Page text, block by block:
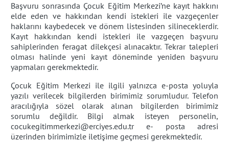
Başvuru sonrasında Çocuk Eğitim Merkezi’ne kayıt hakkını
elde eden ve hakkından kendi istekleri ile vazgeçenler
haklarını kaybedecek ve dönem listesinden silineceklerdir.
Kayıt hakkından kendi istekleri ile vazgeçen başvuru
sahiplerinden feragat dilekçesi alınacaktır. Tekrar talepleri
olması halinde yeni kayıt döneminde yeniden başvuru
yapmaları gerekmektedir.
Çocuk Eğitim Merkezi ile ilgili yalnızca e-posta yoluyla
yazılı verilecek bilgilerden birimimiz sorumludur. Telefon
aracılığıyla sözel olarak alınan bilgilerden birimimiz
sorumlu değildir. Bilgi almak isteyen personelin,
cocukegitimmerkezi@erciyes.edu.tr e- posta adresi
üzerinden birimimizle iletişime geçmesi gerekmektedir.